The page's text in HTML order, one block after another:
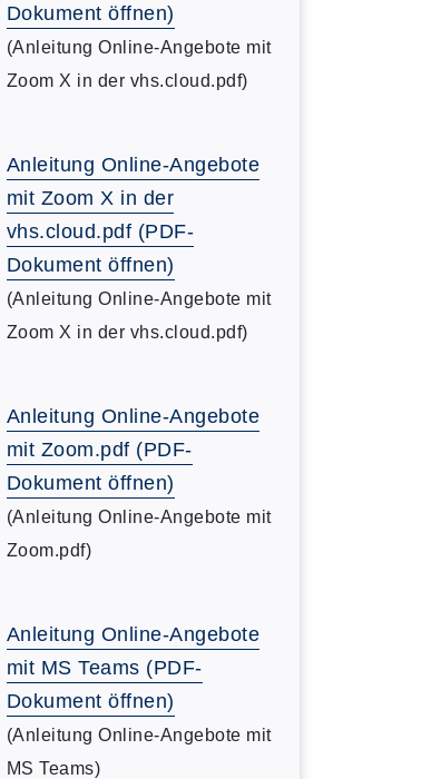
Dokument öffnen)
(Anleitung Online-Angebote mit
Zoom X in der vhs.cloud.pdf)
Anleitung Online-Angebote
mit Zoom X in der
vhs.cloud.pdf (PDF-
Dokument öffnen)
(Anleitung Online-Angebote mit
Zoom X in der vhs.cloud.pdf)
Anleitung Online-Angebote
mit Zoom.pdf (PDF-
Dokument öffnen)
(Anleitung Online-Angebote mit
Zoom.pdf)
Anleitung Online-Angebote
mit MS Teams (PDF-
Dokument öffnen)
(Anleitung Online-Angebote mit
MS Teams)